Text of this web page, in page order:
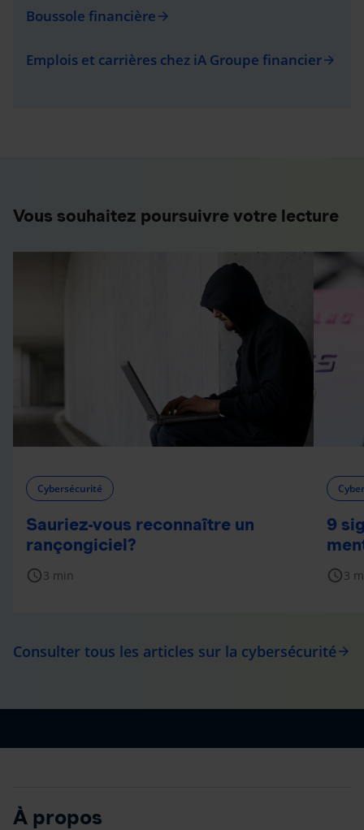
Boussole financière arrow_forward
Emplois et carrières chez iA Groupe financierarrow_forward
Vous souhaitez poursuivre votre lecture
Cybersécurité
Sauriez-vous reconnaître un
rançongiciel?
schedule 3 min
9
schedule 3
Consulter tous les articles sur la cybersécuritéarrow_forward
À propos